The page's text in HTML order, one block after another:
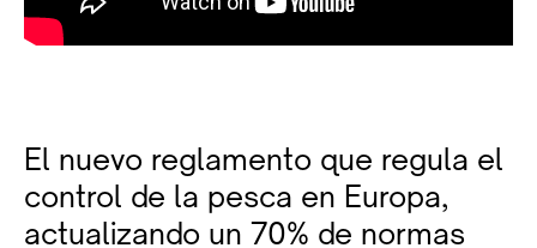
El nuevo reglamento que regula el
control de la pesca en Europa,
actualizando un 70% de normas